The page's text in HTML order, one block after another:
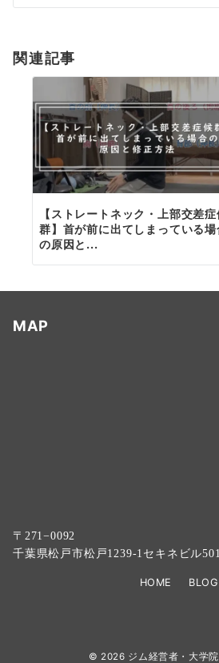
シ
ン
関連記事
【ストレートネック・上部交差症
群】首が前に出てしまっている場
の原因と...
MAP
〒271−0092
千葉県松戸市松戸1239-1セキネビル501
HOME BLOG
© 2026 ジム経営者・大学